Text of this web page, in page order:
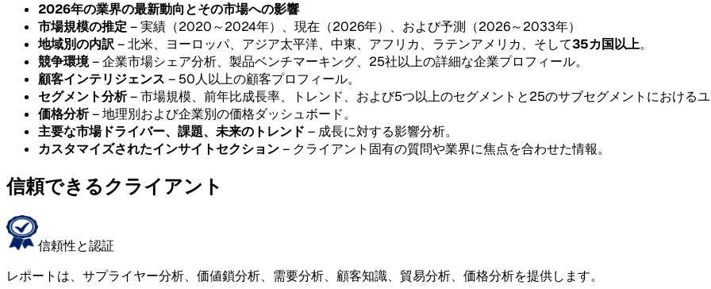
2026年の業界の最新動向とその市場への影響
市場規模の推定– 実績（2020～2024年）、現在（2026年）、および予測（2026～2033年）
地域別の内訳– 北米、ヨーロッパ、アジア太平洋、中東、アフリカ、ラテンアメリカ、そして35カ国以上。
競争環境– 企業市場シェア分析、製品ベンチマーキング、25社以上の詳細な企業プロフィール。
顧客インテリジェンス – 50人以上の顧客プロフィール。
セグメント分析– 市場規模、前年比成長率、トレンド、および5つ以上のセグメントと25のサブセグメントにおけるユ
価格分析– 地理別および企業別の価格ダッシュボード。
主要な市場ドライバー、課題、未来のトレンド – 成長に対する影響分析。
カスタマイズされたインサイトセクション– クライアント固有の質問や業界に焦点を合わせた情報。
信頼できるクライアント
信頼性と認証
レポートは、サプライヤー分析、価値鎖分析、需要分析、顧客知識、貿易分析、価格分析を提供します。